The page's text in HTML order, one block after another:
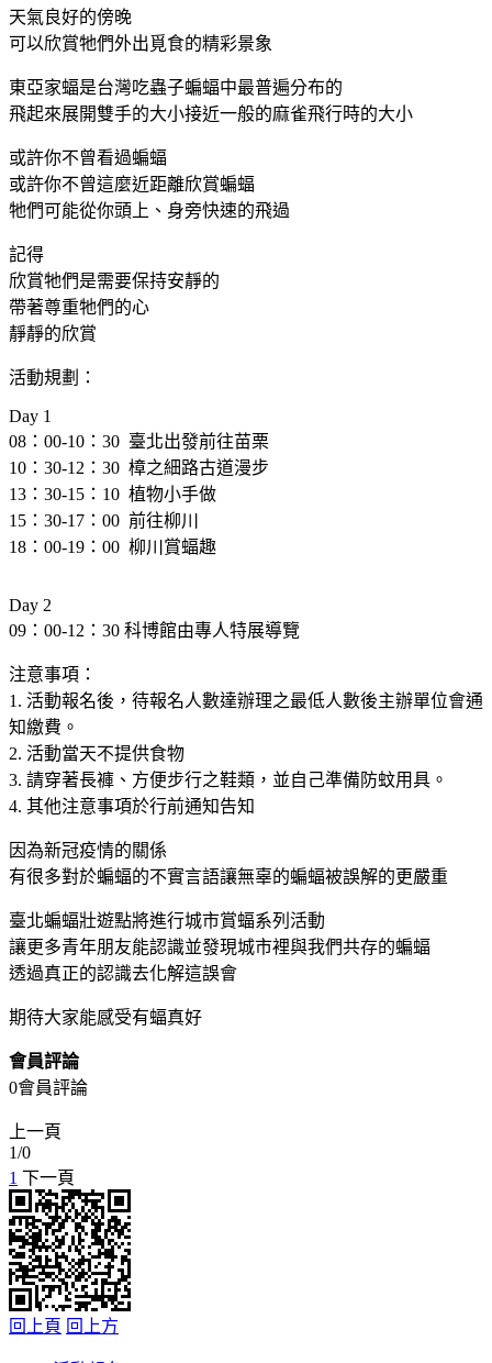
天氣良好的傍晚
可以欣賞牠們外出覓食的精彩景象
東亞家蝠是台灣吃蟲子蝙蝠中最普遍分布的
飛起來展開雙手的大小接近一般的麻雀飛行時的大小
或許你不曾看過蝙蝠
或許你不曾這麼近距離欣賞蝙蝠
牠們可能從你頭上、身旁快速的飛過
記得
欣賞牠們是需要保持安靜的
帶著尊重牠們的心
靜靜的欣賞
活動規劃：
Day 1
08：00-10：30 臺北出發前往苗栗
10：30-12：30 樟之細路古道漫步
13：30-15：10 植物小手做
15：30-17：00 前往柳川
18：00-19：00 柳川賞蝠趣
Day 2
09：00-12：30 科博館由專人特展導覽
注意事項：
1. 活動報名後，待報名人數達辦理之最低人數後主辦單位會通
知繳費。
2. 活動當天不提供食物
3. 請穿著長褲、方便步行之鞋類，並自己準備防蚊用具。
4. 其他注意事項於行前通知告知
因為新冠疫情的關係
有很多對於蝙蝠的不實言語讓無辜的蝙蝠被誤解的更嚴重
臺北蝙蝠壯遊點將進行城市賞蝠系列活動
讓更多青年朋友能認識並發現城市裡與我們共存的蝙蝠
透過真正的認識去化解這誤會
期待大家能感受有蝠真好
會員評論
0會員評論
上一頁
1/0
1 下一頁
回上頁 回上方